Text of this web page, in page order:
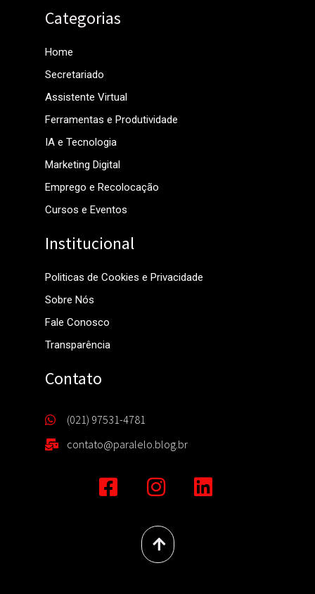
Categorias
Home
Secretariado
Assistente Virtual
Ferramentas e Produtividade
IA e Tecnologia
Marketing Digital
Emprego e Recolocação
Cursos e Eventos
Institucional
Politicas de Cookies e Privacidade
Sobre Nós
Fale Conosco
Transparência
Contato
(021) 97531-4781
contato@paralelo.blog.br